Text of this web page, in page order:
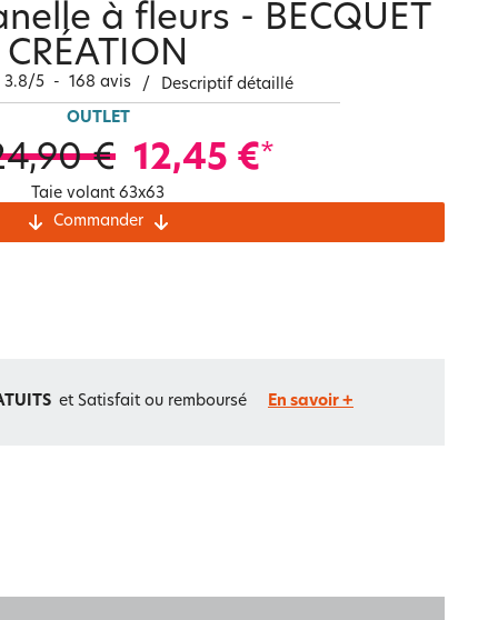
et
Carte cadeau
à fleurs - BECQUET
CRÉATION
3.8/5 - 168 avis / Descriptif détaillé
OUTLET
€ 12,45 €*
Taie volant 63x63
Commander
et Satisfait ou remboursé En savoir +